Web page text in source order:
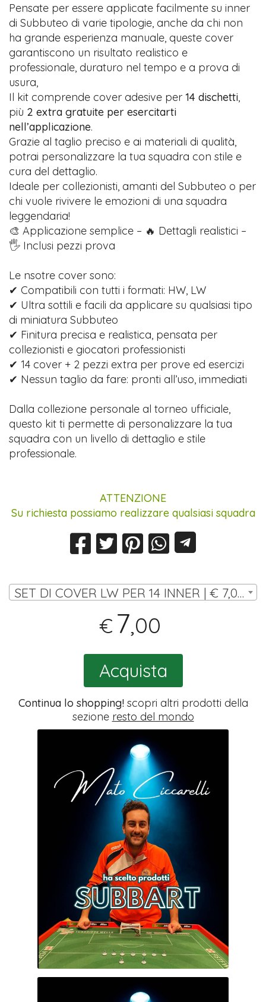
Pensate per essere applicate facilmente su inner
di Subbuteo di varie tipologie, anche da chi non
ha grande esperienza manuale, queste cover
garantiscono un risultato realistico e
professionale, duraturo nel tempo e a prova di
usura,
Il kit comprende cover adesive per14 dischetti,
più 2 extra gratuite per esercitarti
nell’applicazione.
Grazie al taglio preciso e ai materiali di qualità,
potrai personalizzare la tua squadra con stile e
cura del dettaglio.
Ideale per collezionisti, amanti del Subbuteo o per
chi vuole rivivere le emozioni di una squadra
leggendaria!
🎨 Applicazione semplice – 🔥 Dettagli realistici –
🖐️ Inclusi pezzi prova
Le nsotre cover sono:
✔ Compatibili con tutti i formati: HW, LW
✔ Ultra sottili e facili da applicare su qualsiasi tipo
di miniatura Subbuteo
✔ Finitura precisa e realistica, pensata per
collezionisti e giocatori professionisti
✔ 14 cover + 2 pezzi extra per prove ed esercizi
✔ Nessun taglio da fare: pronti all’uso, immediati
Dalla collezione personale al torneo ufficiale,
questo kit ti permette di personalizzare la tua
squadra con un livello di dettaglio e stile
professionale.
ATTENZIONE
Su richiesta possiamo realizzare qualsiasi squadra
SET DI COVER LW PER 14 INNER | € 7,00
€ 7,00
Acquista
Continua lo shopping!scopri altri prodotti della
sezione resto del mondo